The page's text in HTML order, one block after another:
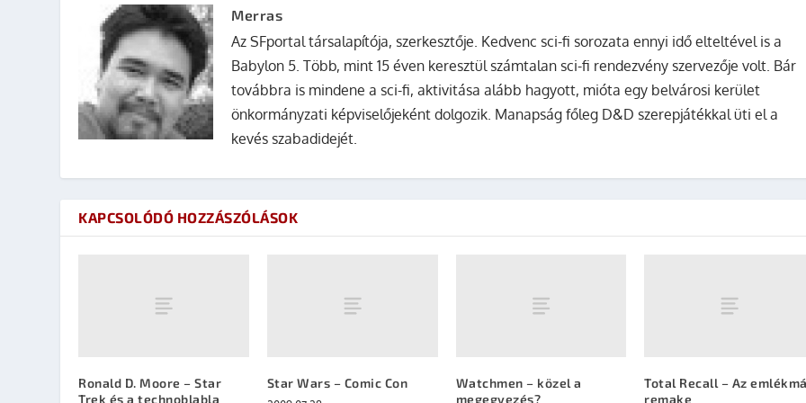
Merras
Az SFportal társalapítója, szerkesztője. Kedvenc sci-fi sorozata ennyi idő elteltével is a
Babylon 5. Több, mint 15 éven keresztül számtalan sci-fi rendezvény szervezője volt. Bár
továbbra is mindene a sci-fi, aktivitása alább hagyott, mióta egy belvárosi kerület
önkormányzati képviselőjeként dolgozik. Manapság főleg D&D szerepjátékkal üti el a
kevés szabadidejét.
KAPCSOLÓDÓ HOZZÁSZÓLÁSOK
Ronald D. Moore – Star
Trek és a technoblabla
Star Wars – Comic Con
Watchmen – közel a
megegyezés?
Total Recall – Az
remake